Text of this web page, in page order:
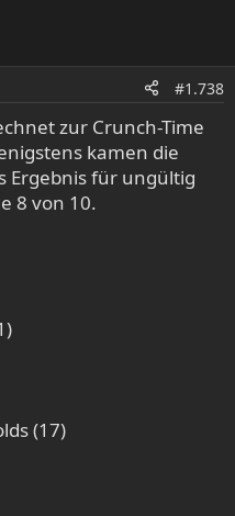
#1.738
zur Crunch-Time
kamen die
Ergebnis für ungültig
8 von 10.
(17)